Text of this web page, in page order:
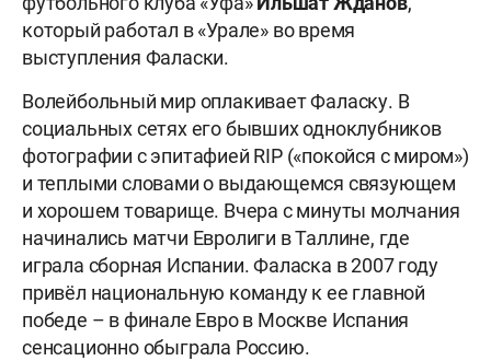
который работал в «Урале» во время
выступления Фаласки.
Волейбольный мир оплакивает Фаласку. В
социальных сетях его бывших одноклубников
фотографии с эпитафией RIP («покойся с миром»)
и теплыми словами о выдающемся связующем
и хорошем товарище. Вчера с минуты молчания
начинались матчи Евролиги в Таллине, где
играла сборная Испании. Фаласка в 2007 году
привёл национальную команду к ее главной
победе – в финале Евро в Москве Испания
сенсационно обыграла Россию.